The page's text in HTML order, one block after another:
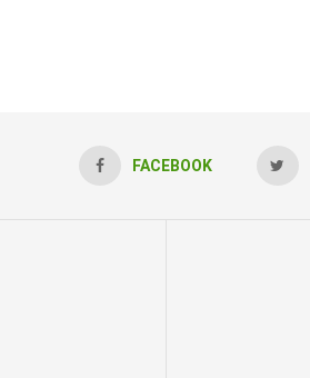
FACEBOOK